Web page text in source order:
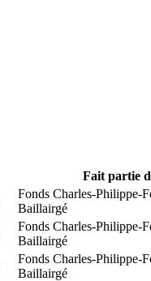
Fait partie
Fonds Charles-Philippe-
Baillairgé
Fonds Charles-Philippe-
Baillairgé
Fonds Charles-Philippe-
Baillairgé